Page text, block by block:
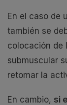
En el caso de
también se
colocación de
submuscular
retomar la
En cambio, si